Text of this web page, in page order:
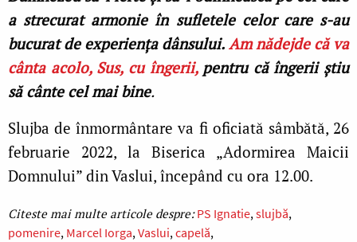
a strecurat armonie în sufletele celor care s-au
bucurat de experiența dânsului. Am nădejde că va
cânta acolo, Sus, cu îngerii,pentru că îngerii știu
să cânte cel mai bine.
Slujba de înmormântare va fi oficiată sâmbătă, 26
februarie 2022, la Biserica „Adormirea Maicii
Domnului” din Vaslui, începând cu ora 12.00.
PS Ignatie slujbă
pomenire Marcel Iorga Vaslui capelă